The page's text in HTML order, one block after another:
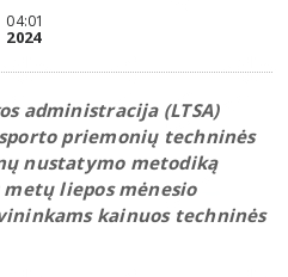
04:01
2024
administracija (LTSA)
priemonių techninės
nustatymo metodiką
liepos mėnesio
kainuos techninės